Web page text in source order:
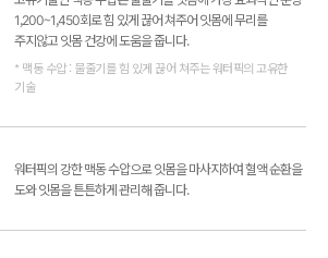
1,200~1,450회로 힘 있게 끊어 쳐주어 잇몸에 무리를
주지않고 잇몸 건강에 도움을 줍니다.
* 맥동 수압 : 물줄기를 힘 있게 끊어 쳐주는 워터픽의 고유한
기술
워터픽의 강한 맥동 수압으로 잇몸을 마사지하여 혈액 순환을
도와 잇몸을 튼튼하게 관리해 줍니다.